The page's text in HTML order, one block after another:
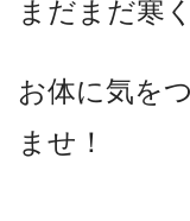
まだまだ寒
お体に気を
ませ！